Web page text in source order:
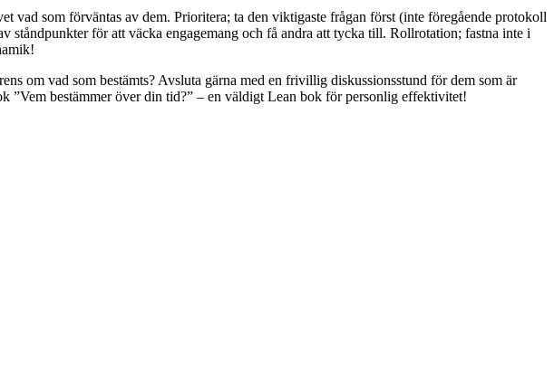
vad som förväntas av dem. Prioritera; ta den viktigaste frågan först (inte föregående protokoll
för att väcka engagemang och få andra att tycka till. Rollrotation; fastna inte i
om vad som bestämts? Avsluta gärna med en frivillig diskussionsstund för dem som är
”Vem bestämmer över din tid?” – en väldigt Lean bok för personlig effektivitet!